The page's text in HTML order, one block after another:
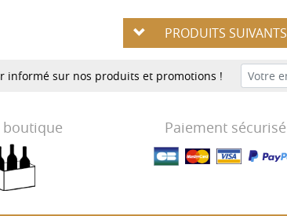
PRODUITS SUIVANTS
informé sur nos produits et promotions !
Paiement sécurisé